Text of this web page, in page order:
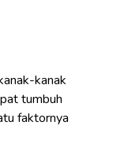
kanak
tumbuh
faktornya